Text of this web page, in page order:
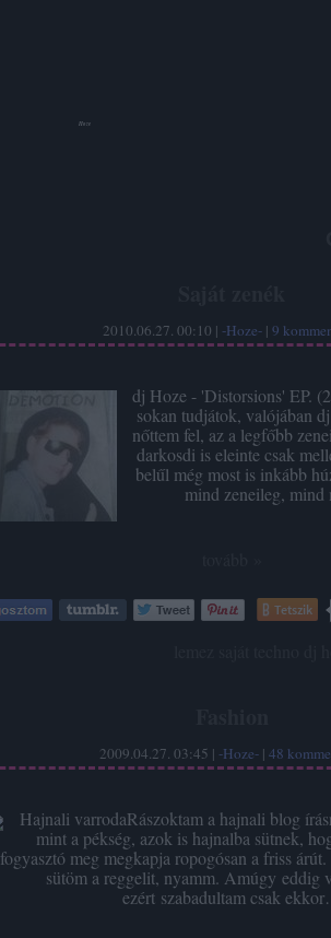
Hoze
2010.06.27. 00:10 | -Hoze- | 9
dj Hoze - 'Distorsions' EP.
sokan tudjátok, valójában
nőttem fel, az a legfőbb
darkosdi is eleinte csak
belűl még most is inkább
mind zeneileg,
Tetszik
2009.04.27. 03:45 | -Hoze- | 48
Hajnali varrodaRászoktam a hajnali blog
mint a pékség, azok is hajnalba sütnek,
fogyasztó meg megkapja ropogósan a friss
sütöm a reggelit, nyamm. Amúgy eddig
ezért szabadultam csak